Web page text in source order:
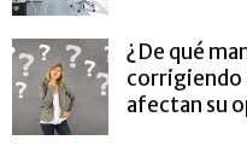
¿De qué
corrigiendo
afectan su